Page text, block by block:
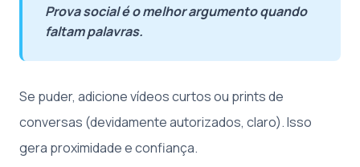
Prova social é o melhor argumento quando
faltam palavras.
Se puder, adicione vídeos curtos ou prints de
conversas (devidamente autorizados, claro). Isso
gera proximidade e confiança.